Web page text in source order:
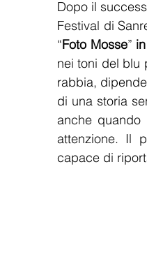
Dopo il
Festival di
“Foto Mosse”
nei toni del blu
rabbia,
di una storia
anche quando
attenzione. Il
capace di